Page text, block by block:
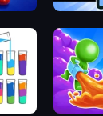
Toonle
Dye Hard